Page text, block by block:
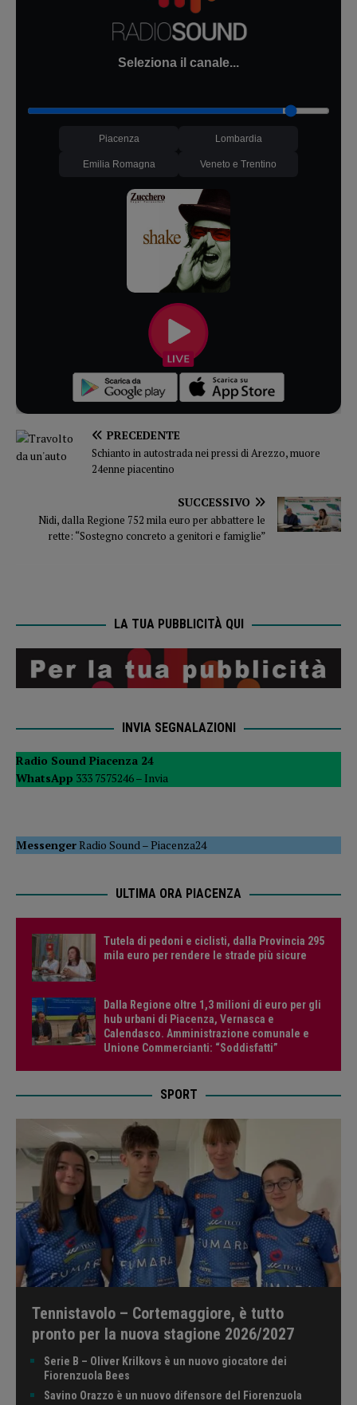
Seleziona il canale...
Piacenza Lombardia
Emilia Romagna Veneto e Trentino
PRECEDENTE
Schianto in autostrada nei pressi di Arezzo, muore
24enne piacentino
SUCCESSIVO
Nidi, dalla Regione 752 mila euro per abbattere le
rette: “Sostegno concreto a genitori e famiglie”
LA TUA PUBBLICITÀ QUI
INVIA SEGNALAZIONI
Radio Sound Piacenza 24
WhatsApp 333 7575246 – Invia
MessengerRadio Sound–Piacenza24
ULTIMA ORA PIACENZA
Tutela di pedoni e ciclisti, dalla Provincia 295
mila euro per rendere le strade più sicure
Dalla Regione oltre 1,3 milioni di euro per gli
hub urbani di Piacenza, Vernasca e
Calendasco. Amministrazione comunale e
Unione Commercianti: “Soddisfatti”
SPORT
Tennistavolo – Cortemaggiore, è tutto
pronto per la nuova stagione 2026/2027
Serie B – Oliver Krilkovs è un nuovo giocatore dei
Fiorenzuola Bees
Savino Orazzo è un nuovo difensore del Fiorenzuola